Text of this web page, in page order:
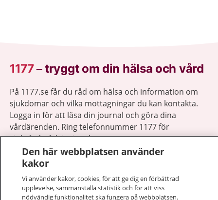
1177–tryggt om din hälsa och vård
På 1177.se får du råd om hälsa och information om
sjukdomar och vilka mottagningar du kan kontakta.
Logga in för att läsa din journal och göra dina
vårdärenden. Ring telefonnummer 1177 för
sjukvårdsrådgivning dygnet runt.
1177 ger dig råd när du vill må bättre.
Den här webbplatsen använder
kakor
Vi använder kakor, cookies, för att ge dig en förbättrad
upplevelse, sammanställa statistik och för att viss
nödvändig funktionalitet ska fungera på webbplatsen.